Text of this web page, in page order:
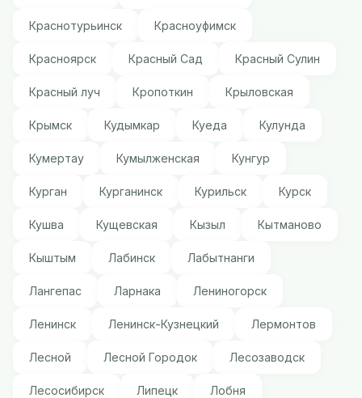
Краснотурьинск Красноуфимск
Красноярск Красный Сад Красный Сулин
Красный луч Кропоткин Крыловская
Крымск Кудымкар Куеда Кулунда
Кумертау Кумылженская Кунгур
Курган Курганинск Курильск Курск
Кушва Кущевская Кызыл Кытманово
Кыштым Лабинск Лабытнанги
Лангепас Ларнака Лениногорск
Ленинск Ленинск-Кузнецкий Лермонтов
Лесной Лесной Городок Лесозаводск
Лесосибирск Липецк Лобня